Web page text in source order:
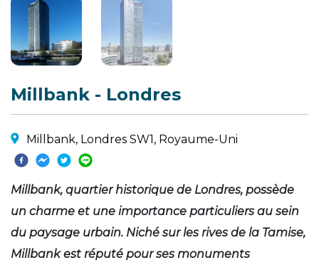
Millbank - Londres
Millbank, Londres SW1, Royaume-Uni
Millbank, quartier historique de Londres, possède
un charme et une importance particuliers au sein
du paysage urbain. Niché sur les rives de la Tamise,
Millbank est réputé pour ses monuments